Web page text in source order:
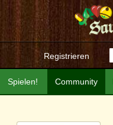
Registrieren
Community
Spielen!